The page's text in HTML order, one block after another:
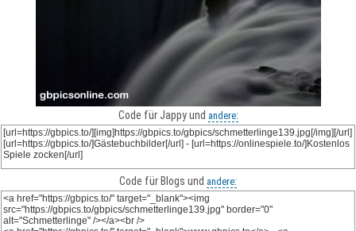
Code für Jappy und andere:
Code für Blogs und andere: